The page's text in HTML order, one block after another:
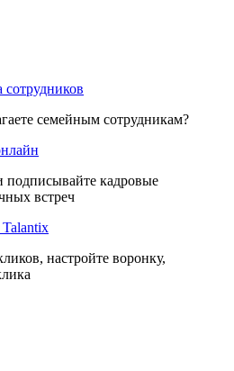
семейным сотрудникам?
подписывайте кадровые
встреч
Talantix
настройте воронку,